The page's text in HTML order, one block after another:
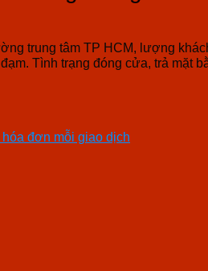
trung tâm TP HCM, lượng
Tình trạng đóng cửa, trả mặt
đơn mỗi giao dịch